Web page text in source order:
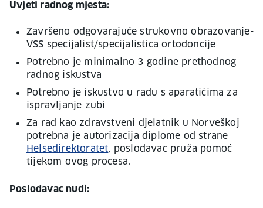
Uvjeti radnog mjesta:
Završeno odgovarajuće strukovno obrazovanje-
VSS specijalist/specijalistica ortodoncije
Potrebno je minimalno 3 godine prethodnog
radnog iskustva
Potrebno je iskustvo u radu s aparatićima za
ispravljanje zubi
Za rad kao zdravstveni djelatnik u Norveškoj
potrebna je autorizacija diplome od strane
Helsedirektoratet, poslodavac pruža pomoć
tijekom ovog procesa.
Poslodavac nudi: